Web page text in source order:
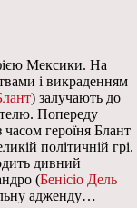
Мексики. На
і викраденням
) залучають до
Попереду
героїня Блант
політичній грі.
дивний
(Бенісіо Дель
адженду…